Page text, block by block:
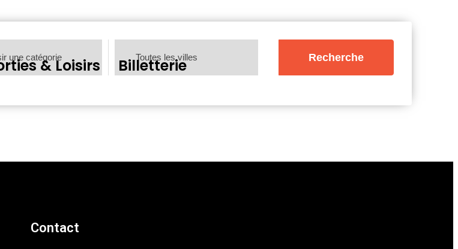
& Loisirs Billetterie
Contact